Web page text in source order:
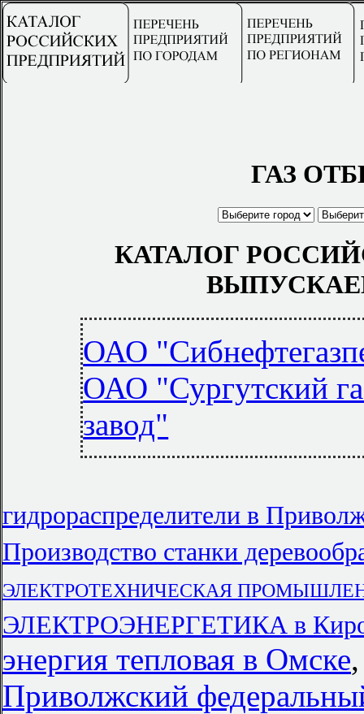
ГАЗ
КАТАЛОГ
ОАО
ОАО "Сургутский
завод"
гидрораспределители в
Производство станки
ЭЛЕКТРОТЕХНИЧЕСКАЯ
ЭЛЕКТРОЭНЕРГЕТИКА в
энергия тепловая в Омске
Приволжский